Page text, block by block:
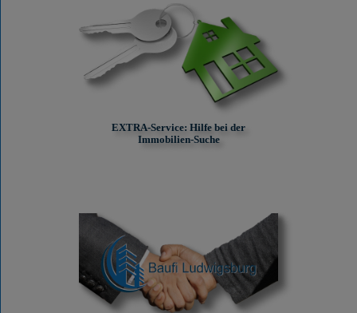
EXTRA-Service: Hilfe bei der
Immobilien-Suche